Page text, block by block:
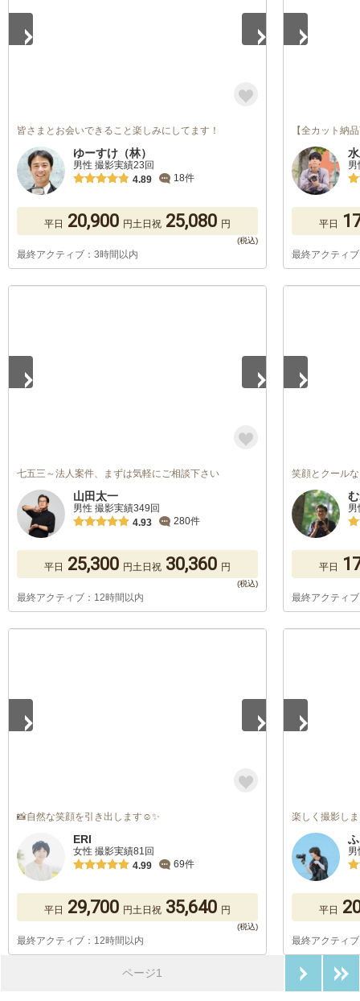
皆さまとお会いできること楽しみにしてます！
ゆーすけ（林）
男性 撮影実績23回
4.89
18件
平日 20,900 円土日祝 25,080 円
最終アクティブ：3時間以内
【全カット納
平日
最終アクティ
七五三～法人案件、まずは気軽にご相談下さい
山田太一
男性 撮影実績349回
4.93
280件
平日 25,300 円土日祝 30,360 円
最終アクティブ：12時間以内
笑顔とクール
平日
最終アクティ
📸自然な笑顔を引き出します☺️✨
ERI
女性 撮影実績81回
4.99
69件
平日 29,700 円土日祝 35,640 円
最終アクティブ：12時間以内
楽しく撮影し
平日
最終アクティ
ページ1